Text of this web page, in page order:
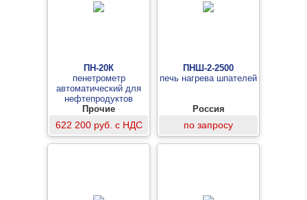
ПН-20К
пенетрометр
автоматический для
нефтепродуктов
(битумов)
Прочие
622 200 руб. с НДС
ПНШ-2-2500
печь нагрева шпателей
Россия
по запросу